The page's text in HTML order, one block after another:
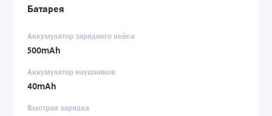
Батарея
Аккумулятор зарядного кейса
500mAh
Аккумулятор наушников
40mAh
Быстрая зарядка